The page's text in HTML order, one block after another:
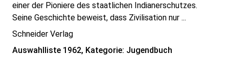
einer der Pioniere des staatlichen Indianerschutzes.
Seine Geschichte beweist, dass Zivilisation nur ...
Schneider Verlag
Auswahlliste 1962, Kategorie: Jugendbuch